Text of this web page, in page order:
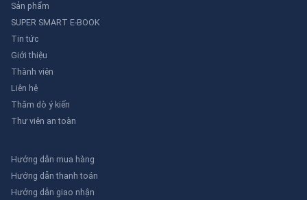
Sản phẩm
SUPER SMART E-BOOK
Tin tức
Giới thiệu
Thành viên
Liên hệ
Thăm dò ý kiến
Thư viên an toàn
Hướng dẫn mua hàng
Hướng dẫn thanh toán
Hướng dẫn giao nhận